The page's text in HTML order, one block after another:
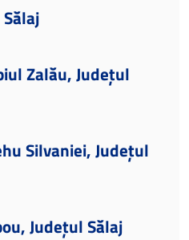
Zalău, Județul
Silvaniei, Județul
Județul Sălaj